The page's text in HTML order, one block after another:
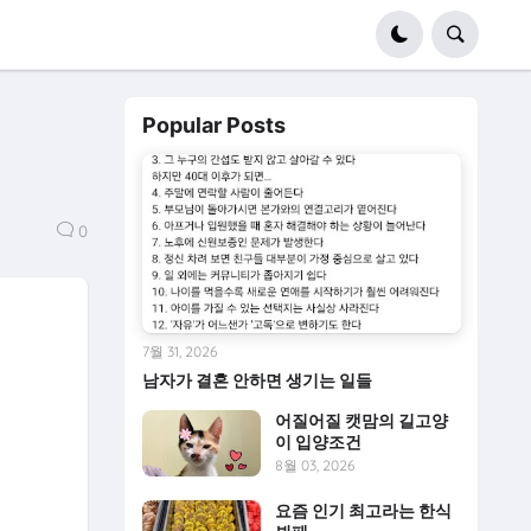
0
Popular Posts
남자가 결혼 안하면 생기는 일들
7월 31, 2026
어질어질 캣맘의 길고양
이 입양조건
8월 03, 2026
요즘 인기 최고라는 한식